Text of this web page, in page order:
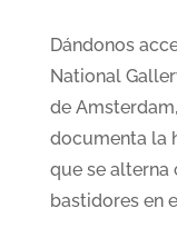
Dándonos
National
de
documenta la
que se alterna
bastidores en